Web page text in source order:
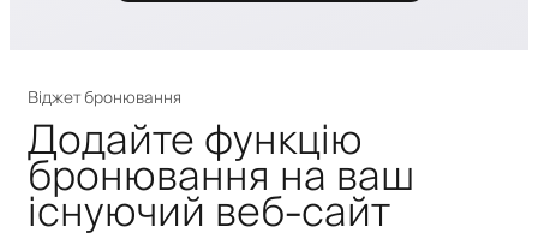
Віджет бронювання
Додайте функцію
бронювання на ваш
існуючий веб-сайт